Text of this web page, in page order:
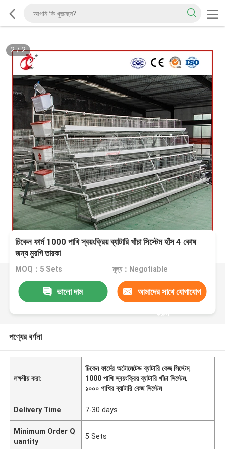
2/2
চিকেন ফার্ম 1000 পাখি স্বয়ংক্রিয় ব্যাটারি খাঁচা সিস্টেম হাঁস 4 কোষ
জন্য মুরগি তারকা
MOQ：5 Sets মূল্য：Negotiable
ভালো দাম আমাদের সাথে যোগাযোগ
করুন
পণ্যের বর্ণনা
লক্ষণীয় করা:
চিকেন ফার্মের অটোমেটেড ব্যাটারি কেজ সিস্টেম,
1000 পাখি স্বয়ংক্রিয় ব্যাটারি খাঁচা সিস্টেম,
১০০০ পাখির ব্যাটারি কেজ সিস্টেম
Delivery Time 7-30 days
Minimum Order Q
uantity
5 Sets